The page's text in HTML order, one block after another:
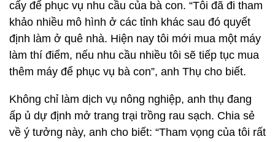
cấy để phục vụ nhu cầu của bà con. “Tôi đã đi tham
khảo nhiều mô hình ở các tỉnh khác sau đó quyết
định làm ở quê nhà. Hiện nay tôi mới mua một máy
làm thí điểm, nếu nhu cầu nhiều tôi sẽ tiếp tục mua
thêm máy để phục vụ bà con”, anh Thụ cho biết.
Không chỉ làm dịch vụ nông nghiệp, anh thụ đang
ấp ủ dự định mở trang trại trồng rau sạch. Chia sẻ
về ý tưởng này, anh cho biết: “Tham vọng của tôi rất